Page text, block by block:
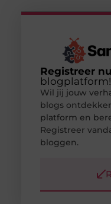
Registreer nu
blogplatform!
Wil jij jouw
blogs
platform en
Registreer
bloggen.